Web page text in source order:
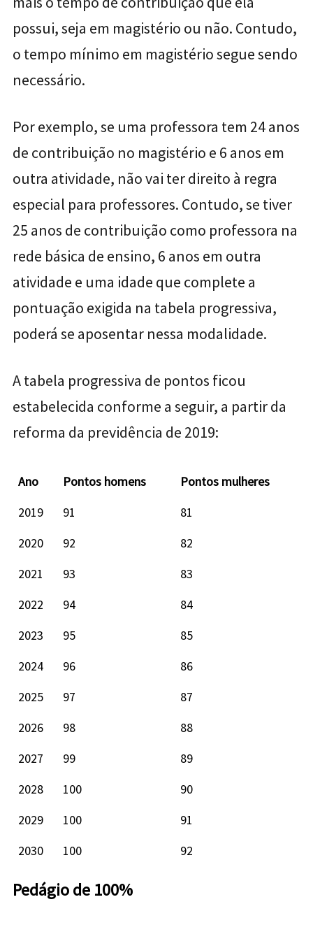
possui, seja em magistério ou não. Contudo,
o tempo mínimo em magistério segue sendo
necessário.
Por exemplo, se uma professora tem 24 anos
de contribuição no magistério e 6 anos em
outra atividade, não vai ter direito à regra
especial para professores. Contudo, se tiver
25 anos de contribuição como professora na
rede básica de ensino, 6 anos em outra
atividade e uma idade que complete a
pontuação exigida na tabela progressiva,
poderá se aposentar nessa modalidade.
A tabela progressiva de pontos ficou
estabelecida conforme a seguir, a partir da
reforma da previdência de 2019:
Ano Pontos homens
Pontos mulheres
2019
91
81
2020
92
82
2021
93
83
2022
94
84
2023
95
85
2024
96
86
2025
97
87
2026
98
88
2027
99
89
2028
100
90
2029
100
91
2030
100 92
Pedágio de 100%